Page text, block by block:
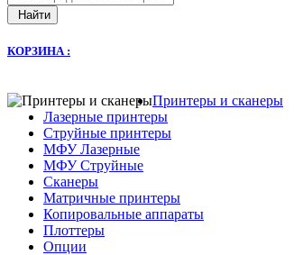
Найти
КОРЗИНА :
Принтеры и сканеры
Лазерные принтеры
Струйные принтеры
МФУ Лазерные
МФУ Струйные
Сканеры
Матричные принтеры
Копировальные аппараты
Плоттеры
Опции